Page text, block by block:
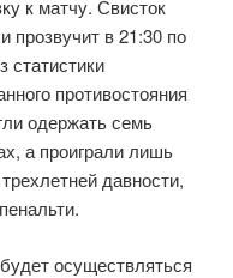
к матчу. Свисток
прозвучит в 21:30 по
статистики
противостояния
одержать семь
а проиграли лишь
давности,
осуществляться